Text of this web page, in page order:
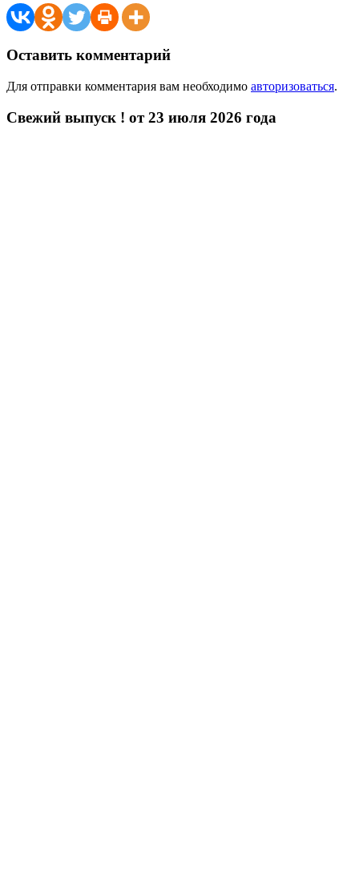
Оставить комментарий
Для отправки комментария вам необходимо авторизоваться.
Свежий выпуск ! от 23 июля 2026 года